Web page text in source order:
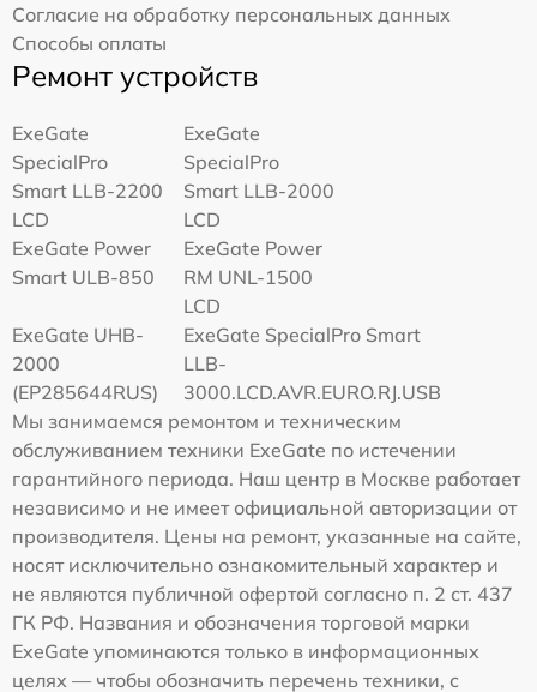
Согласие на обработку персональных данных
Способы оплаты
Ремонт устройств
ExeGate
SpecialPro
Smart LLB-2200
LCD
ExeGate
SpecialPro
Smart LLB-2000
LCD
ExeGate Power
Smart ULB-850
ExeGate Power
RM UNL-1500
LCD
ExeGate UHB-
2000
(EP285644RUS)
ExeGate SpecialPro Smart
LLB-
3000.LCD.AVR.EURO.RJ.USB
Мы занимаемся ремонтом и техническим
обслуживанием техники ExeGate по истечении
гарантийного периода. Наш центр в Москве работает
независимо и не имеет официальной авторизации от
производителя. Цены на ремонт, указанные на сайте,
носят исключительно ознакомительный характер и
не являются публичной офертой согласно п. 2 ст. 437
ГК РФ. Названия и обозначения торговой марки
ExeGate упоминаются только в информационных
целях — чтобы обозначить перечень техники, с